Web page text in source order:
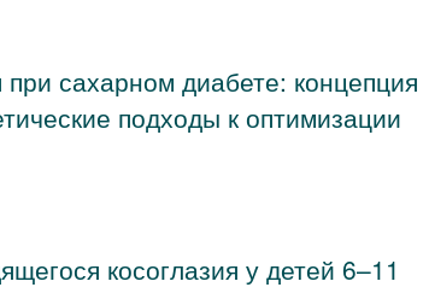
сахарном диабете: концепция
подходы к оптимизации
косоглазия у детей 6–11